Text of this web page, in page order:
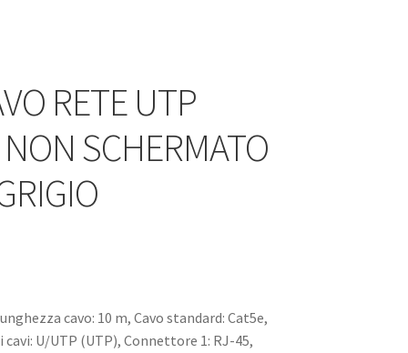
RETE UTP
SCHERMATO
cavo: 10 m, Cavo standard: Cat5e,
U/UTP (UTP), Connettore 1: RJ-45,